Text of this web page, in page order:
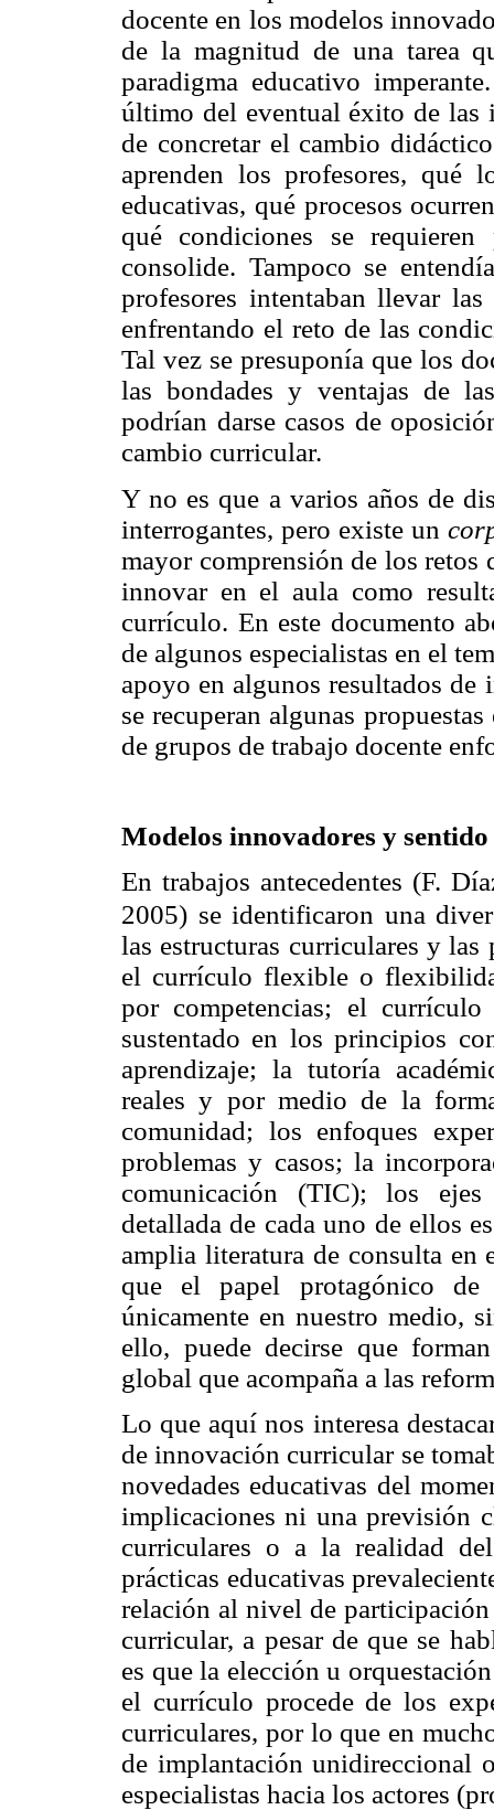
docente en los modelos
de la magnitud de una tarea
paradigma educativo
último del eventual éxito de las
de concretar el cambio
aprenden los profesores, qué
educativas, qué procesos
qué condiciones se
consolide. Tampoco se
profesores intentaban llevar
enfrentando el reto de las
Tal vez se presuponía que los
las bondades y ventajas de
podrían darse casos de
cambio curricular.
Y no es que a varios años de
interrogantes, pero existe un
mayor comprensión de los retos
innovar en el aula como
currículo. En este documento
de algunos especialistas en el
apoyo en algunos resultados
se recuperan algunas
de grupos de trabajo docente
Modelos innovadores y
En trabajos antecedentes (F.
2005) se identificaron una
las estructuras curriculares y las
el currículo flexible o
por competencias; el
sustentado en los principios
aprendizaje; la tutoría
reales y por medio de la
comunidad; los enfoques
problemas y casos; la
comunicación (TIC); los ejes
detallada de cada uno de ellos
amplia literatura de consulta en
que el papel protagónico de
únicamente en nuestro medio,
ello, puede decirse que
global que acompaña a las
Lo que aquí nos interesa
de innovación curricular se
novedades educativas del
implicaciones ni una previsión
curriculares o a la realidad
prácticas educativas
relación al nivel de
curricular, a pesar de que se
es que la elección u
el currículo procede de los
curriculares, por lo que en
de implantación unidireccional
especialistas hacia los actores